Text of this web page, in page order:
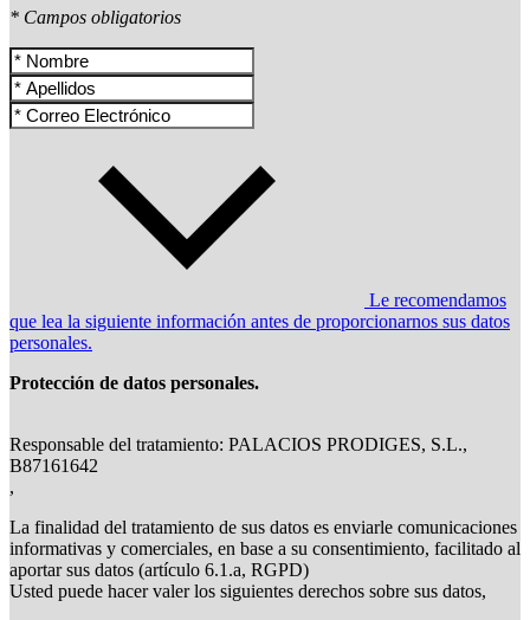
* Campos obligatorios
Le recomendamos
que lea la siguiente información antes de proporcionarnos sus datos
personales.
Protección de datos personales.
Responsable del tratamiento: PALACIOS PRODIGES, S.L.,
B87161642
,
La finalidad del tratamiento de sus datos es enviarle comunicaciones
informativas y comerciales, en base a su consentimiento, facilitado al
aportar sus datos (artículo 6.1.a, RGPD)
Usted puede hacer valer los siguientes derechos sobre sus datos,